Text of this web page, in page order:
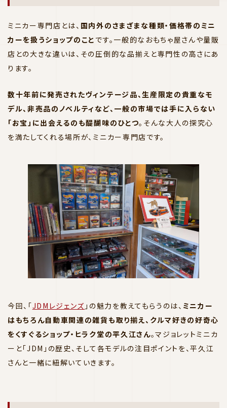
ミニカー専門店とは、 国内外のさまざまな種類・価格帯のミニ
カーを扱うショップのこと です。一般的なおもちゃ屋さんや量販
店との大きな違いは、その圧倒的な品揃えと専門性の高さにあ
ります。
数十年前に発売されたヴィンテージ品、生産限定の貴重なモ
デル、非売品のノベルティなど、一般の市場では手に入らない
「お宝」に出会えるのも醍醐味のひとつ。そんな大人の探究心
を満たしてくれる場所が、ミニカー専門店です。
今回、「JDMレジェンズ 」の魅力を教えてもらうのは、 ミニカー
はもちろん自動車関連の雑貨も取り揃え、クルマ好きの好奇心
をくすぐるショップ・ヒラク堂の平久江さん。マジョレットミニカ
ーと「JDM」の歴史、そして各モデルの注目ポイントを、平久江
さんと一緒に紐解いていきます。